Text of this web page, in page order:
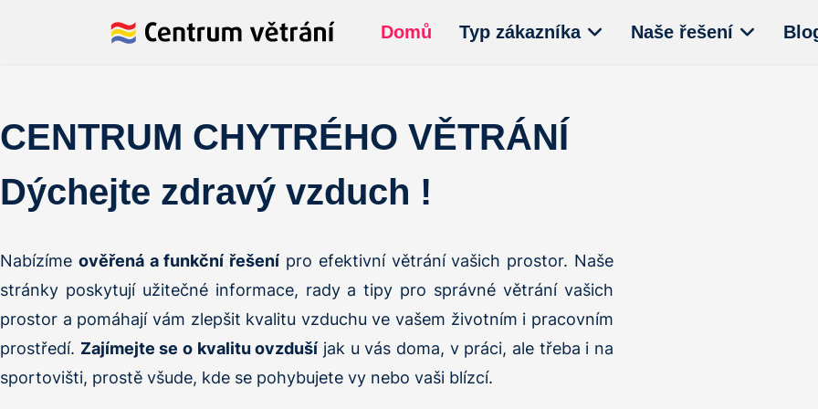
Domů Typ zákazníka Naše řešení
CENTRUM CHYTRÉHO VĚTRÁNÍ
Dýchejte zdravý vzduch !
Nabízíme ověřená a funkční řešení pro efektivní větrání vašich prostor. Naše
stránky poskytují užitečné informace, rady a tipy pro správné větrání vašich
prostor a pomáhají vám zlepšit kvalitu vzduchu ve vašem životním i pracovním
prostředí. Zajímejte se o kvalitu ovzduší jak u vás doma, v práci, ale třeba i na
sportovišti, prostě všude, kde se pohybujete vy nebo vaši blízcí.